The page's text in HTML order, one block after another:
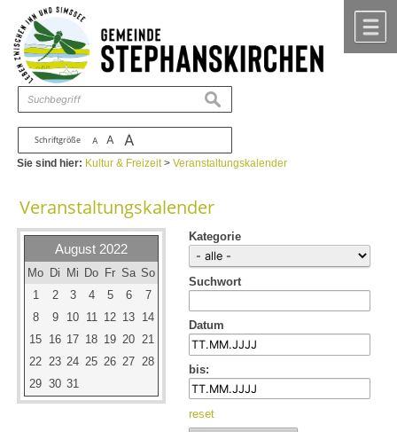
Zum Inhalt ,zur Navigation
Schriftgröße A A A
suchen
Sie sind hier: Kultur & Freizeit>Veranstaltungskalender
Veranstaltungskalender
August 2022
Mo Di Mi Do Fr Sa So
1
2 3 4 5 6
7
8
9 10 11 12 13 14
15 16 17 18 19 20 21
22 23 24 25 26 27 28
29 30 31
Kategorie
Suchwort
Datum
bis:
reset